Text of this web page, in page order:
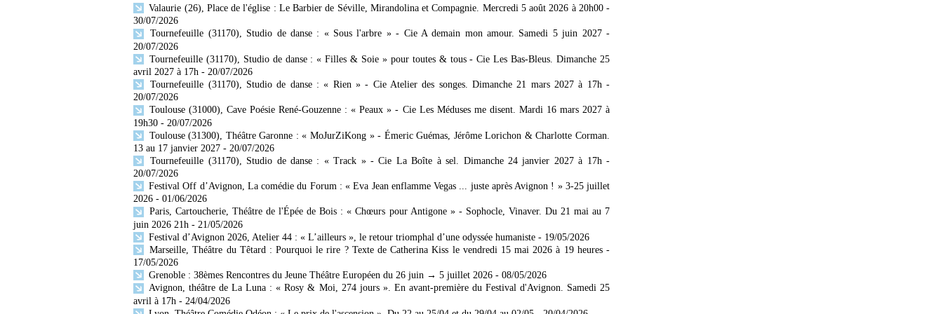
Valaurie (26), Place de l'église : Le Barbier de Séville, Mirandolina et Compagnie. Mercredi 5 août 2026 à 20h00 -
30/07/2026
Tournefeuille (31170), Studio de danse : « Sous l'arbre » - Cie A demain mon amour. Samedi 5 juin 2027 -
20/07/2026
Tournefeuille (31170), Studio de danse : « Filles & Soie » pour toutes & tous - Cie Les Bas-Bleus. Dimanche 25
avril 2027 à 17h - 20/07/2026
Tournefeuille (31170), Studio de danse : « Rien » - Cie Atelier des songes. Dimanche 21 mars 2027 à 17h -
20/07/2026
Toulouse (31000), Cave Poésie René-Gouzenne : « Peaux » - Cie Les Méduses me disent. Mardi 16 mars 2027 à
19h30 - 20/07/2026
Toulouse (31300), Théâtre Garonne : « MoJurZiKong » - Émeric Guémas, Jérôme Lorichon & Charlotte Corman.
13 au 17 janvier 2027 - 20/07/2026
Tournefeuille (31170), Studio de danse : « Track » - Cie La Boîte à sel. Dimanche 24 janvier 2027 à 17h -
20/07/2026
Festival Off d’Avignon, La comédie du Forum : « Eva Jean enflamme Vegas ... juste après Avignon ! » 3-25 juillet
2026 - 01/06/2026
Paris, Cartoucherie, Théâtre de l'Épée de Bois : « Chœurs pour Antigone » - Sophocle, Vinaver. Du 21 mai au 7
juin 2026 21h - 21/05/2026
Festival d’Avignon 2026, Atelier 44 : « L’ailleurs », le retour triomphal d’une odyssée humaniste - 19/05/2026
Marseille, Théâtre du Têtard : Pourquoi le rire ? Texte de Catherina Kiss le vendredi 15 mai 2026 à 19 heures -
17/05/2026
Grenoble : 38èmes Rencontres du Jeune Théâtre Européen du 26 juin → 5 juillet 2026 - 08/05/2026
Avignon, théâtre de La Luna : « Rosy & Moi, 274 jours ». En avant-première du Festival d'Avignon. Samedi 25
avril à 17h - 24/04/2026